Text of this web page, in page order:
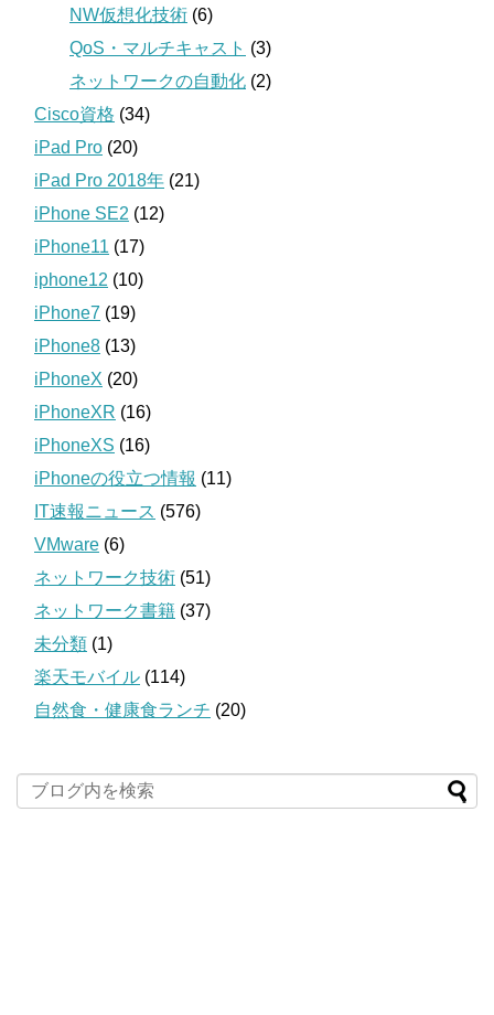
NW仮想化技術 (6)
QoS・マルチキャスト (3)
ネットワークの自動化 (2)
Cisco資格 (34)
iPad Pro (20)
iPad Pro 2018年 (21)
iPhone SE2 (12)
iPhone11 (17)
iphone12 (10)
iPhone7 (19)
iPhone8 (13)
iPhoneX (20)
iPhoneXR (16)
iPhoneXS (16)
iPhoneの役立つ情報 (11)
IT速報ニュース (576)
VMware (6)
ネットワーク技術 (51)
ネットワーク書籍 (37)
未分類 (1)
楽天モバイル (114)
自然食・健康食ランチ (20)